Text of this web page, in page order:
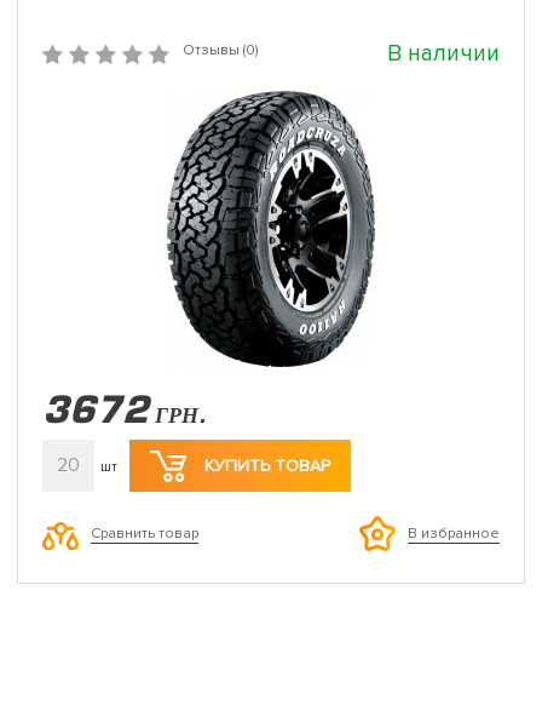
Отзывы (0) В наличии
3672 ГРН.
20 шт КУПИТЬ ТОВАР
Сравнить товар В избранное